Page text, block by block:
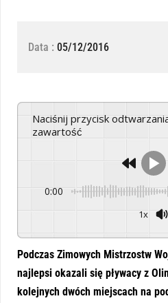
Data : 05/12/2016
Naciśnij przycisk odtwarzania, aby odsłuchać tę
zawartość
0:00
1x
Podczas Zimowych Mistrzostw
najlepsi okazali się pływacy z
kolejnych dwóch miejscach na